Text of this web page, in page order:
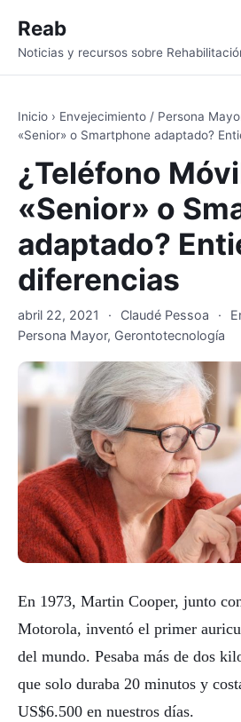
Reab
Noticias y recursos sobre
Inicio › Envejecimiento / Persona
«Senior» o Smartphone adaptado?
¿Teléfono
«Senior» o
adaptado?
diferencias
abril 22, 2021 · Claudé Pessoa ·
Persona Mayor, Gerontotecnología
En 1973, Martin Cooper, junto
Motorola, inventó el primer
del mundo. Pesaba más de dos
que solo duraba 20 minutos y
US$6.500 en nuestros días.